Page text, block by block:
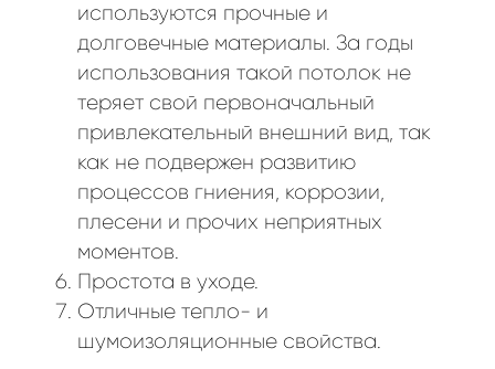
используются прочные и
долговечные материалы. За годы
использования такой потолок не
теряет свой первоначальный
привлекательный внешний вид, так
как не подвержен развитию
процессов гниения, коррозии,
плесени и прочих неприятных
моментов.
Простота в уходе.
Отличные тепло- и
шумоизоляционные свойства.